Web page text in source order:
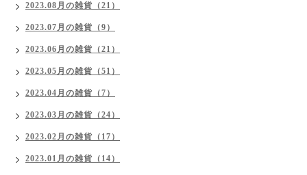
2023.08月の雑貨（21）
2023.07月の雑貨（9）
2023.06月の雑貨（21）
2023.05月の雑貨（51）
2023.04月の雑貨（7）
2023.03月の雑貨（24）
2023.02月の雑貨（17）
2023.01月の雑貨（14）